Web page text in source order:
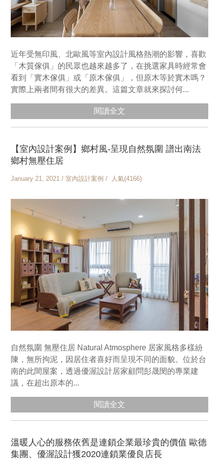
近年受無印風、北歐風等室內設計風格熱潮的影響，喜歡
「木質傢俱」的民眾也越來越多了，在挑選家具時經常會
看到「實木傢俱」或「原木傢俱」，但原木等於實木嗎？
實際上兩者間有很大的差異。這篇文章就來探討何...
閱讀全文
【室內設計案例】鄉村風-呈現自然氛圍 譜出南法
鄉村無壓住居
January 21, 2021 / 室內設計案例 / 人氣(4166)
自然氛圍 無壓住居 Natural Atmosphere 居家風格多樣紛
陳，無所拘泥，因居住者喜好而呈現不同的面貌。位於台
南的此間屋案，透過優渥設計居家顧問彭晟閔的專業建
議，在超出原本的...
閱讀全文
溫暖人心的服務依舊是連鎖企業最珍貴的價值 歐德
集團、優渥設計獲2020連鎖業優良店長